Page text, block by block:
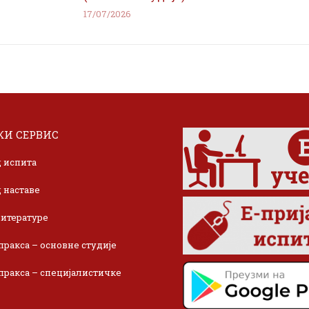
17/07/2026
СЕРВИС
испита
– основне студије
– специјалистичке